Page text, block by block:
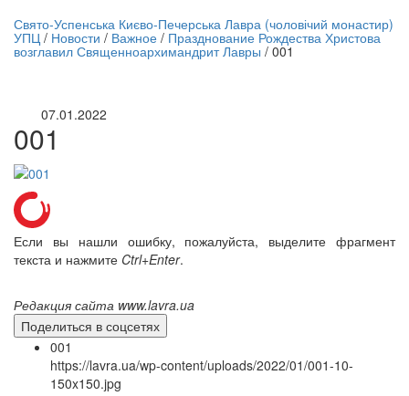
трансляция | 12 сентября
трансляции
Свято-Успенська Києво-Печерська Лавра (чоловічий монастир)
УПЦ / Новости / Важное / Празднование Рождества Христова
возглавил Священноархимандрит Лавры / 001
07.01.2022
001
Если вы нашли ошибку, пожалуйста, выделите фрагмент
текста и нажмите Ctrl+Enter.
Редакция сайта www.lavra.ua
Поделиться в соцсетях
001
https://lavra.ua/wp-content/uploads/2022/01/001-10-
150x150.jpg